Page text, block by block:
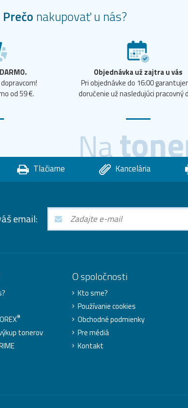
Prečo nakupovať u nás?
od 59 €.
Objednávka už zajtra u vás
Pri objednávke do 16:00
doručenie už nasledujúci pracovný
Na
Tlačiarne Kancelária
email:
®
tonerov
O spoločnosti
Kto sme?
Používanie cookies
Obchodné podmienky
Pre médiá
Kontakt